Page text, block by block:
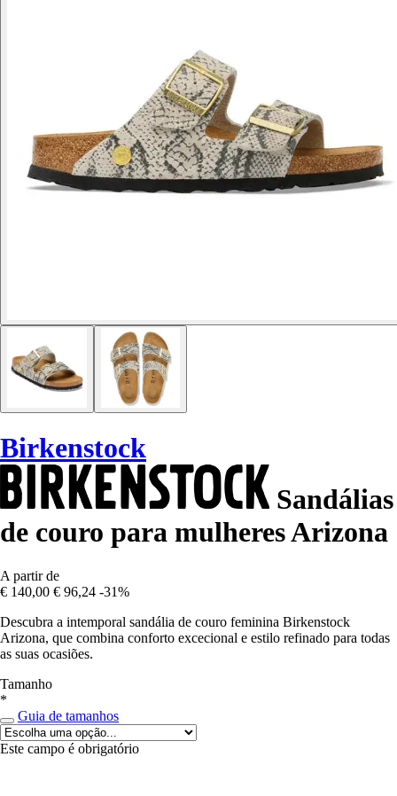
Birkenstock
Sandálias
de couro para mulheres Arizona
A partir de
€ 140,00 € 96,24 -31%
Descubra a intemporal sandália de couro feminina Birkenstock
Arizona, que combina conforto excecional e estilo refinado para todas
as suas ocasiões.
Tamanho
*
Guia de tamanhos
Este campo é obrigatório